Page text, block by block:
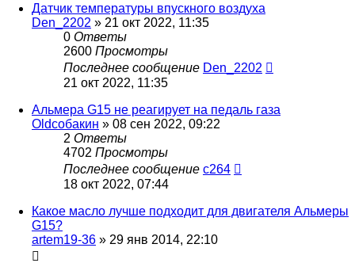
Датчик температуры впускного воздуха
Den_2202 » 21 окт 2022, 11:35
0 Ответы
2600 Просмотры
Последнее сообщение Den_2202
21 окт 2022, 11:35
Альмера G15 не реагирует на педаль газа
Oldсобакин » 08 сен 2022, 09:22
2 Ответы
4702 Просмотры
Последнее сообщение c264
18 окт 2022, 07:44
Какое масло лучше подходит для двигателя Альмеры
G15?
artem19-36 » 29 янв 2014, 22:10